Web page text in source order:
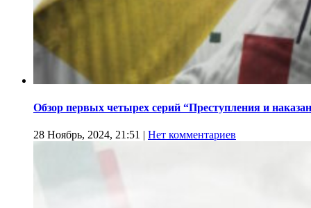
Обзор первых четырех серий “Преступления и
28 Ноябрь, 2024, 21:51 | Нет комментариев